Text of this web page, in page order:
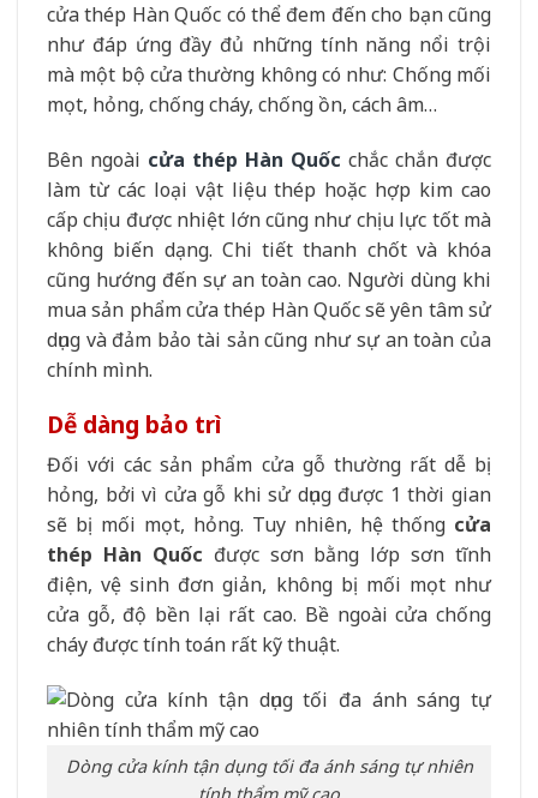
cửa thép Hàn Quốc có thể đem đến cho bạn cũng
như đáp ứng đầy đủ những tính năng nổi trội
mà một bộ cửa thường không có như: Chống mối
mọt, hỏng, chống cháy, chống ồn, cách âm…
Bên ngoài cửa thép Hàn Quốc chắc chắn được
làm từ các loại vật liệu thép hoặc hợp kim cao
cấp chịu được nhiệt lớn cũng như chịu lực tốt mà
không biến dạng. Chi tiết thanh chốt và khóa
cũng hướng đến sự an toàn cao. Người dùng khi
mua sản phẩm cửa thép Hàn Quốc sẽ yên tâm sử
dụng và đảm bảo tài sản cũng như sự an toàn của
chính mình.
Dễ dàng bảo trì
Đối với các sản phẩm cửa gỗ thường rất dễ bị
hỏng, bởi vì cửa gỗ khi sử dụng được 1 thời gian
sẽ bị mối mọt, hỏng. Tuy nhiên, hệ thống cửa
thép Hàn Quốc được sơn bằng lớp sơn tĩnh
điện, vệ sinh đơn giản, không bị mối mọt như
cửa gỗ, độ bền lại rất cao. Bề ngoài cửa chống
cháy được tính toán rất kỹ thuật.
Dòng cửa kính tận dụng tối đa ánh sáng tự nhiên